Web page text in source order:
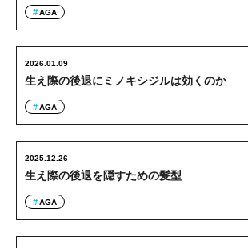
AGA
生え際の後退にミノキシジルは効くのか
2026.01.09
AGA
生え際の後退を隠すための髪型
2025.12.26
AGA